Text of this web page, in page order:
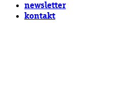
newsletter
kontakt